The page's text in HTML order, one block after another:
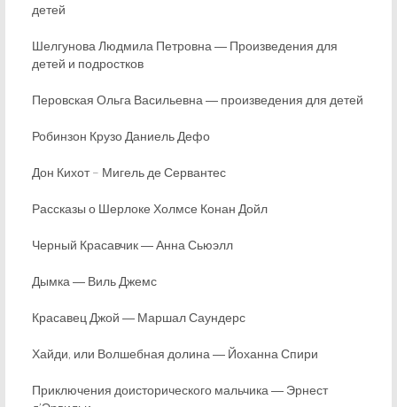
детей
Шелгунова Людмила Петровна ― Произведения для
детей и подростков
Перовская Ольга Васильевна ― произведения для детей
Робинзон Крузо Даниель Дефо
Дон Кихот – Мигель де Сервантес
Рассказы о Шерлоке Холмсе Конан Дойл
Черный Красавчик ― Анна Сьюэлл
Дымка ― Виль Джемс
Красавец Джой ― Маршал Саундерс
Хайди, или Волшебная долина ― Йоханна Спири
Приключения доисторического мальчика ― Эрнест